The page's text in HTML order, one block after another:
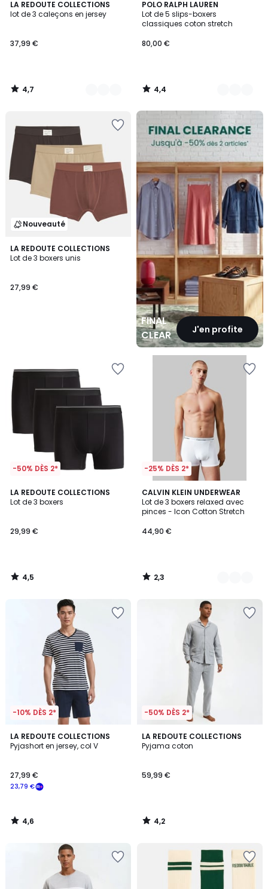
LA REDOUTE COLLECTIONS
lot de 3 caleçons en jersey
37,99 €
4,7
/ 5
2
Couleurs
4,7
/
POLO RALPH LAUREN
Lot de 5 slips-boxers
classiques coton stretch
80,00 €
4,4
/ 5
8
Couleurs
4,4
/
Nouveauté
LA REDOUTE COLLECTIONS
Lot de 3 boxers unis
27,99 €
FINAL
CLEARANCEJ'en profite
FINAL
CLEARANCE
-50% DÈS 2*
LA REDOUTE COLLECTIONS
Lot de 3 boxers
29,99 €
4,5
/ 5
4,5
/
-25% DÈS 2*
CALVIN KLEIN UNDERWEAR
Lot de 3 boxers relaxed avec
pinces - Icon Cotton Stretch
44,90 €
2,3
/ 5
6
Couleurs
2,3
/
-10% DÈS 2*
LA REDOUTE COLLECTIONS
Pyjashort en jersey, col V
23,79 €
27,99 €
4,6
/ 5
4,6
/
-50% DÈS 2*
LA REDOUTE COLLECTIONS
Pyjama coton
59,99 €
4,2
/ 5
4,2
/